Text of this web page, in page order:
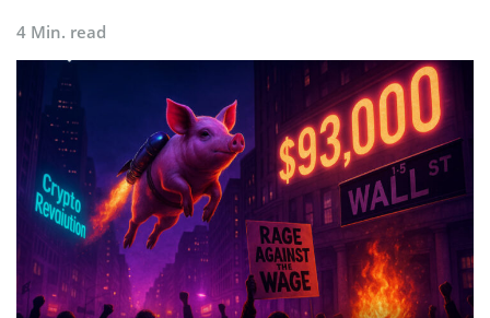
4 Min. read